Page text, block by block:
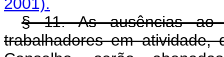
§ 11. As ausências ao
trabalhadores em atividade,